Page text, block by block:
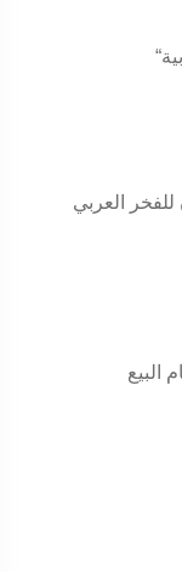
للفخر العربي
البيع